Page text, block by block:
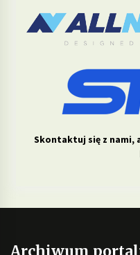
Skontaktuj się z nami,